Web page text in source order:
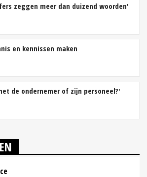
zeggen meer dan duizend woorden'
en kennissen maken
de ondernemer of zijn personeel?'